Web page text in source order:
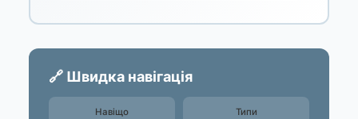
🔗 Швидка навігація
Навіщо Типи